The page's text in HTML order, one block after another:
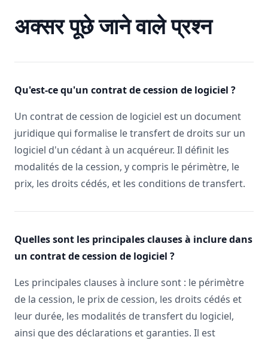
अक्सर पूछे जाने वाले प्रश्न
Qu'est-ce qu'un contrat de cession de logiciel ?
Un contrat de cession de logiciel est un document
juridique qui formalise le transfert de droits sur un
logiciel d'un cédant à un acquéreur. Il définit les
modalités de la cession, y compris le périmètre, le
prix, les droits cédés, et les conditions de transfert.
Quelles sont les principales clauses à inclure dans
un contrat de cession de logiciel ?
Les principales clauses à inclure sont : le périmètre
de la cession, le prix de cession, les droits cédés et
leur durée, les modalités de transfert du logiciel,
ainsi que des déclarations et garanties. Il est